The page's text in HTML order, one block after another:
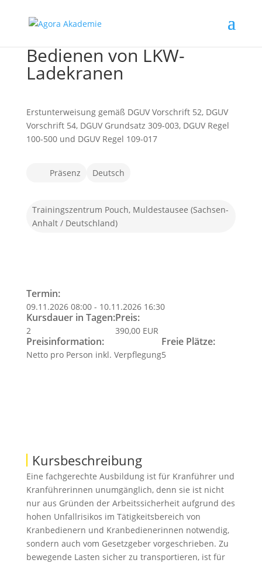
Bedienen von LKW-
Ladekranen
Erstunterweisung gemäß DGUV Vorschrift 52, DGUV
Vorschrift 54, DGUV Grundsatz 309-003, DGUV Regel
100-500 und DGUV Regel 109-017
Präsenz Deutsch
Trainingszentrum Pouch, Muldestausee (Sachsen-
Anhalt / Deutschland)
Termin:
09.11.2026 08:00 - 10.11.2026 16:30
Kursdauer in Tagen:
2
Preis:
390,00 EUR
Preisinformation:
Netto pro Person inkl. Verpflegung
Freie Plätze:
5
Kursbeschreibung
Eine fachgerechte Ausbildung ist für Kranführer und
Kranführerinnen unumgänglich, denn sie ist nicht
nur aus Gründen der Arbeitssicherheit aufgrund des
hohen Unfallrisikos im Tätigkeitsbereich von
Kranbedienern und Kranbedienerinnen notwendig,
sondern auch vom Gesetzgeber vorgeschrieben. Zu
bewegende Lasten sicher zu transportieren, ist für